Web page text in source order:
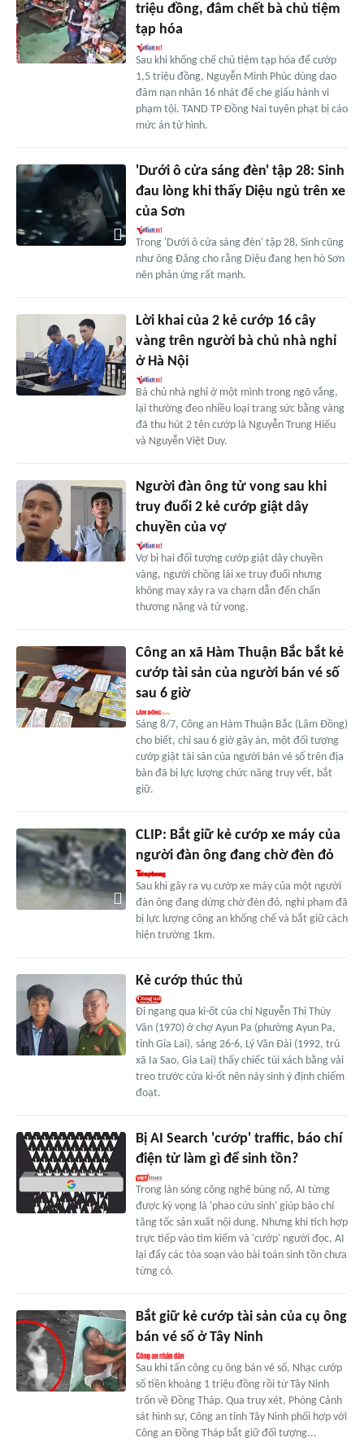
triệu đồng, đâm chết bà chủ tiệm
tạp hóa
Sau khi khống chế chủ tiệm tạp hóa để cướp
1,5 triệu đồng, Nguyễn Minh Phúc dùng dao
đâm nạn nhân 16 nhát để che giấu hành vi
phạm tội. TAND TP Đồng Nai tuyên phạt bị cáo
mức án tử hình.
'Dưới ô cửa sáng đèn' tập 28: Sinh
đau lòng khi thấy Diệu ngủ trên xe
của Sơn
Trong 'Dưới ô cửa sáng đèn' tập 28, Sinh cũng
như ông Đăng cho rằng Diệu đang hẹn hò Sơn
nên phản ứng rất mạnh.
Lời khai của 2 kẻ cướp 16 cây
vàng trên người bà chủ nhà nghỉ
ở Hà Nội
Bà chủ nhà nghỉ ở một mình trong ngõ vắng,
lại thường đeo nhiều loại trang sức bằng vàng
đã thu hút 2 tên cướp là Nguyễn Trung Hiếu
và Nguyễn Việt Duy.
Người đàn ông tử vong sau khi
truy đuổi 2 kẻ cướp giật dây
chuyền của vợ
Vợ bị hai đối tượng cướp giật dây chuyền
vàng, người chồng lái xe truy đuổi nhưng
không may xảy ra va chạm dẫn đến chấn
thương nặng và tử vong.
Công an xã Hàm Thuận Bắc bắt kẻ
cướp tài sản của người bán vé số
sau 6 giờ
Sáng 8/7, Công an Hàm Thuận Bắc (Lâm Đồng)
cho biết, chỉ sau 6 giờ gây án, một đối tượng
cướp giật tài sản của người bán vé số trên địa
bàn đã bị lực lượng chức năng truy vết, bắt
giữ.
CLIP: Bắt giữ kẻ cướp xe máy của
người đàn ông đang chờ đèn đỏ
Sau khi gây ra vụ cướp xe máy của một người
đàn ông đang dừng chờ đèn đỏ, nghi phạm đã
bị lực lượng công an khống chế và bắt giữ cách
hiện trường 1km.
Kẻ cướp thúc thủ
Đi ngang qua ki-ốt của chị Nguyễn Thị Thúy
Vân (1970) ở chợ Ayun Pa (phường Ayun Pa,
tỉnh Gia Lai), sáng 26-6, Lý Văn Đài (1992, trú
xã Ia Sao, Gia Lai) thấy chiếc túi xách bằng vải
treo trước cửa ki-ốt nên nảy sinh ý định chiếm
đoạt.
Bị AI Search 'cướp' traffic, báo chí
điện tử làm gì để sinh tồn?
Trong làn sóng công nghệ bùng nổ, AI từng
được kỳ vọng là 'phao cứu sinh' giúp báo chí
tăng tốc sản xuất nội dung. Nhưng khi tích hợp
trực tiếp vào tìm kiếm và 'cướp' người đọc, AI
lại đẩy các tòa soạn vào bài toán sinh tồn chưa
từng có.
Bắt giữ kẻ cướp tài sản của cụ ông
bán vé số ở Tây Ninh
Sau khi tấn công cụ ông bán vé số, Nhạc cướp
số tiền khoảng 1 triệu đồng rồi từ Tây Ninh
trốn về Đồng Tháp. Qua truy xét, Phòng Cảnh
sát hình sự, Công an tỉnh Tây Ninh phối hợp với
Công an Đồng Tháp bắt giữ đối tượng...